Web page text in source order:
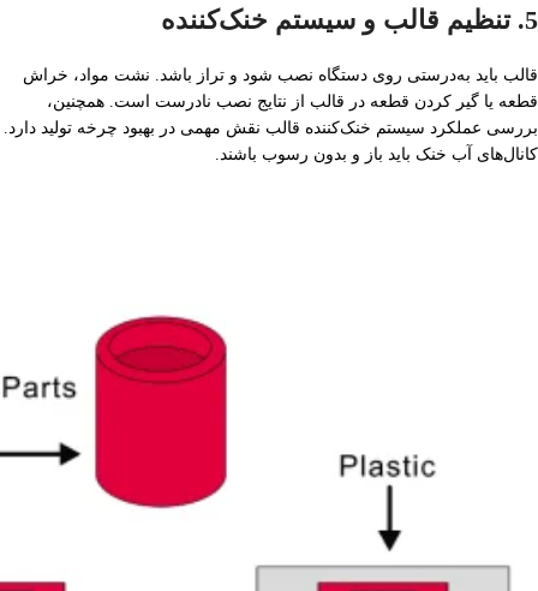
5. تنظیم قالب و سیستم خنک‌کننده
قالب باید به‌درستی روی دستگاه نصب شود و تراز باشد. نشت مواد، خراش
قطعه یا گیر کردن قطعه در قالب از نتایج نصب نادرست است. همچنین،
بررسی عملکرد سیستم خنک‌کننده قالب نقش مهمی در بهبود چرخه تولید دارد.
کانال‌های آب خنک باید باز و بدون رسوب باشند.